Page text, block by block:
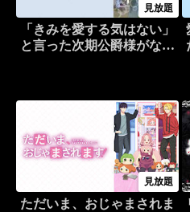
見放題
「きみを愛する気はない」
と言った次期公爵様がなぜ
見放題
ただいま、おじゃまされま